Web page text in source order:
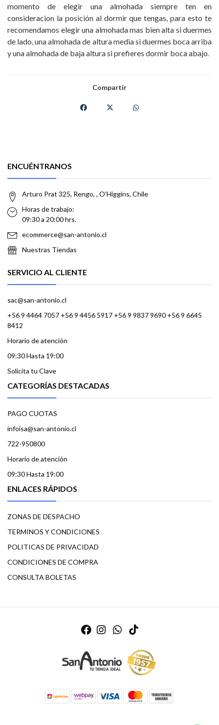
momento de elegir una almohada siempre ten en
consideracion la posición al dormir que tengas, para esto te
recomendamos elegir una almohada mas bien alta si duermes
de lado, una almohada de altura media si duermes boca arriba
y una almohada de baja altura si prefieres dormir boca abajo.
Compartir
ENCUÉNTRANOS
Arturo Prat 325, Rengo, , O'Higgins, Chile
Horas de trabajo:
09:30 a 20:00 hrs.
ecommerce@san-antonio.cl
Nuestras Tiendas
SERVICIO AL CLIENTE
sac@san-antonio.cl
+56 9 4464 7057 +56 9 4456 5917 +56 9 9837 9690 +56 9 6645
8412
Horario de atención
09:30 Hasta 19:00
Solicita tu Clave
CATEGORÍAS DESTACADAS
PAGO CUOTAS
infoisa@san-antonio.cl
722-950800
Horario de atención
09:30 Hasta 19:00
ENLACES RÁPIDOS
ZONAS DE DESPACHO
TERMINOS Y CONDICIONES
POLITICAS DE PRIVACIDAD
CONDICIONES DE COMPRA
CONSULTA BOLETAS